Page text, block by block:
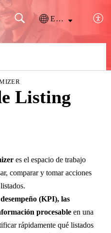
Español (España)
Listing
es el espacio de trabajo
comparar y tomar acciones
(KPI), las
procesableen una
rápidamente qué listados